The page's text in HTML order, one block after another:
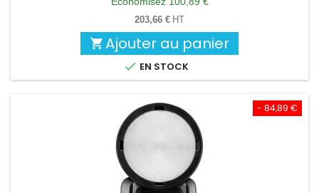
base
203,66 € HT
 Ajouter au panier
 EN STOCK
- 84,89 €